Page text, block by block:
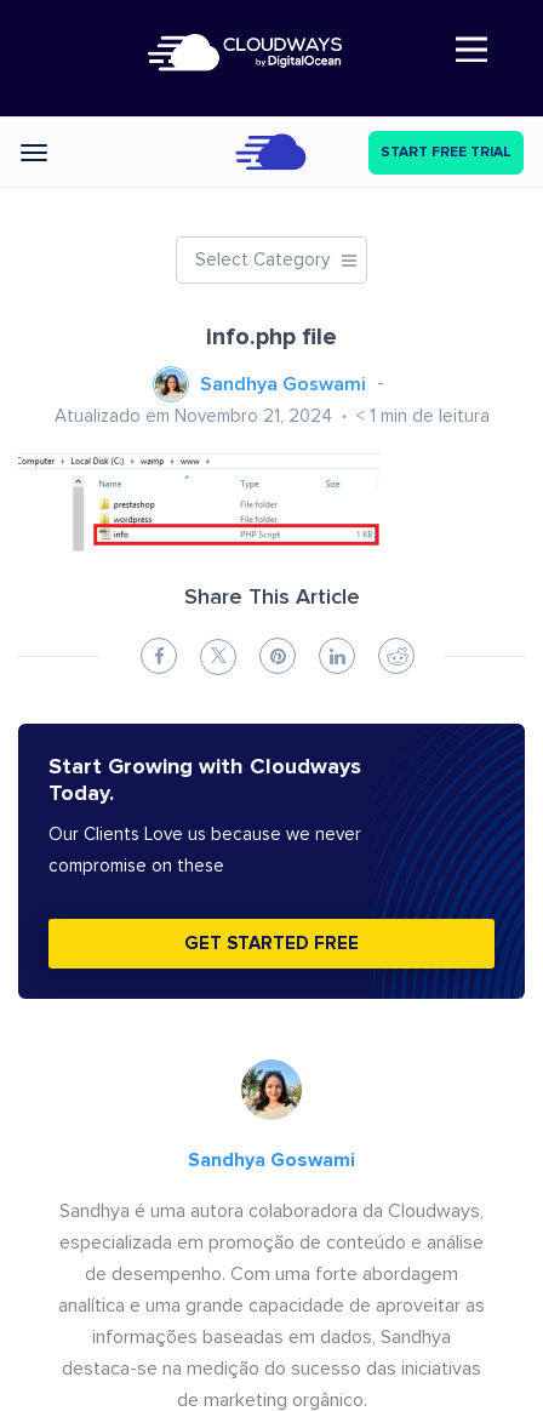
Abre a navegação
Categories START FREE TRIAL
Select Category
info.php file
Sandhya Goswami
Atualizado em Novembro 21, 2024 < 1 min de leitura
Share This Article
Start Growing with Cloudways
Today.
Our Clients Love us because we never
compromise on these
GET STARTED FREE
Sandhya Goswami
Sandhya é uma autora colaboradora da Cloudways,
especializada em promoção de conteúdo e análise
de desempenho. Com uma forte abordagem
analítica e uma grande capacidade de aproveitar as
informações baseadas em dados, Sandhya
destaca-se na medição do sucesso das iniciativas
de marketing orgânico.